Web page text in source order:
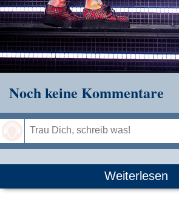
Noch keine Kommentare
Weiterlesen